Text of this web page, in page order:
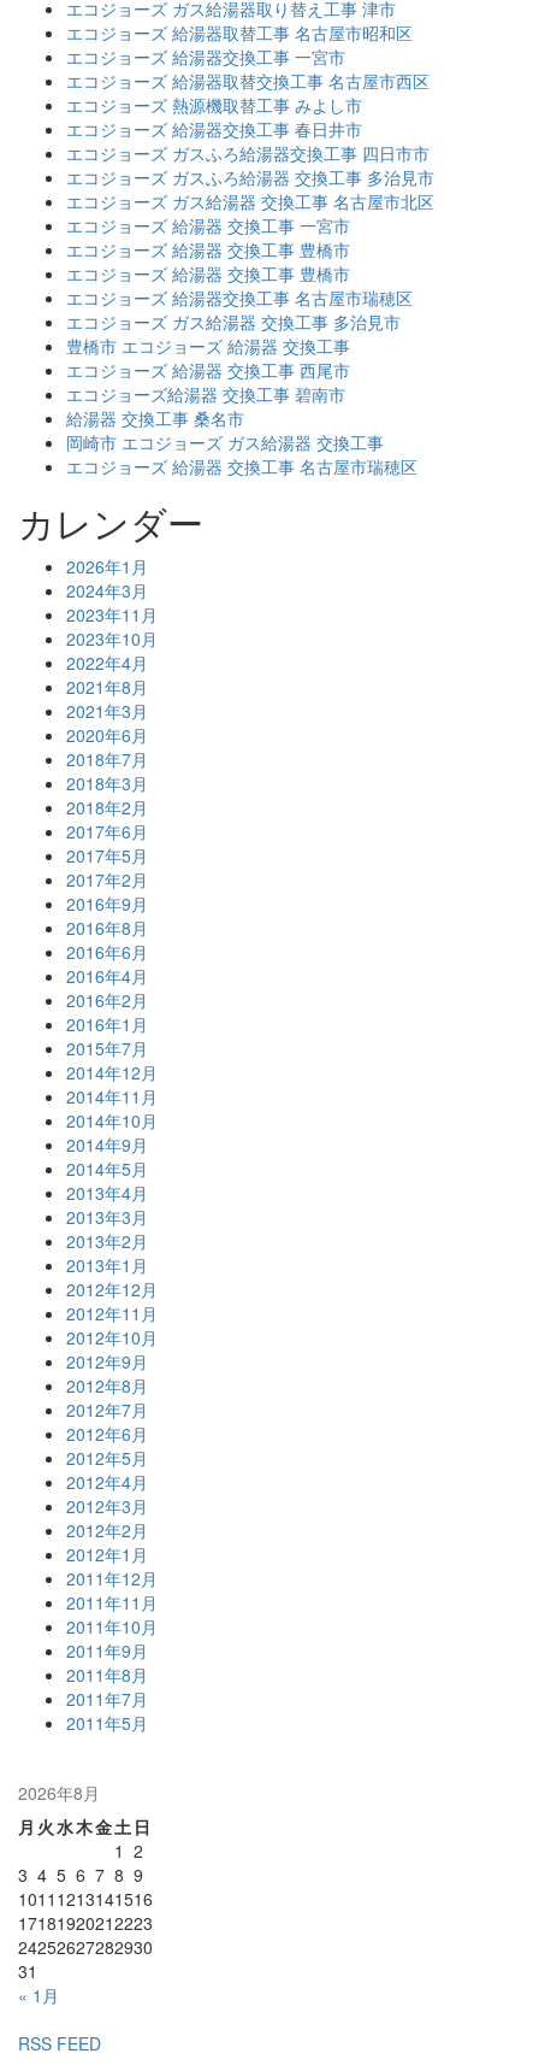
エコジョーズ ガス給湯器取り替え工事 津市
エコジョーズ 給湯器取替工事 名古屋市昭和区
エコジョーズ 給湯器交換工事 一宮市
エコジョーズ 給湯器取替交換工事 名古屋市西区
エコジョーズ 熱源機取替工事 みよし市
エコジョーズ 給湯器交換工事 春日井市
エコジョーズ ガスふろ給湯器交換工事 四日市市
エコジョーズ ガスふろ給湯器 交換工事 多治見市
エコジョーズ ガス給湯器 交換工事 名古屋市北区
エコジョーズ 給湯器 交換工事 一宮市
エコジョーズ 給湯器 交換工事 豊橋市
エコジョーズ 給湯器 交換工事 豊橋市
エコジョーズ 給湯器交換工事 名古屋市瑞穂区
エコジョーズ ガス給湯器 交換工事 多治見市
豊橋市 エコジョーズ 給湯器 交換工事
エコジョーズ 給湯器 交換工事 西尾市
エコジョーズ給湯器 交換工事 碧南市
給湯器 交換工事 桑名市
岡崎市 エコジョーズ ガス給湯器 交換工事
エコジョーズ 給湯器 交換工事 名古屋市瑞穂区
カレンダー
2026年1月
2024年3月
2023年11月
2023年10月
2022年4月
2021年8月
2021年3月
2020年6月
2018年7月
2018年3月
2018年2月
2017年6月
2017年5月
2017年2月
2016年9月
2016年8月
2016年6月
2016年4月
2016年2月
2016年1月
2015年7月
2014年12月
2014年11月
2014年10月
2014年9月
2014年5月
2013年4月
2013年3月
2013年2月
2013年1月
2012年12月
2012年11月
2012年10月
2012年9月
2012年8月
2012年7月
2012年6月
2012年5月
2012年4月
2012年3月
2012年2月
2012年1月
2011年12月
2011年11月
2011年10月
2011年9月
2011年8月
2011年7月
2011年5月
2026年8月
月 火水木金土 日
1 2
3 4 5 6 7 8 9
1011 1213141516
17181920212223
24252627282930
31
« 1月
RSS FEED